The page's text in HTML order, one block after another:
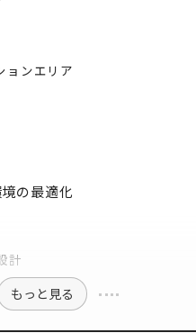
ョンエリア
の最適化
計
もっと見る